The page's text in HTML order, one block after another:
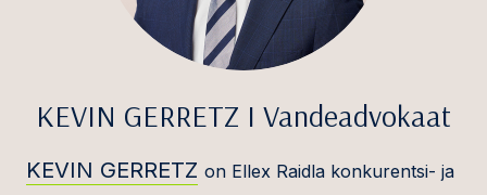
KEVIN GERRETZ I Vandeadvokaat
KEVIN GERRETZ on Ellex Raidla konkurentsi- ja